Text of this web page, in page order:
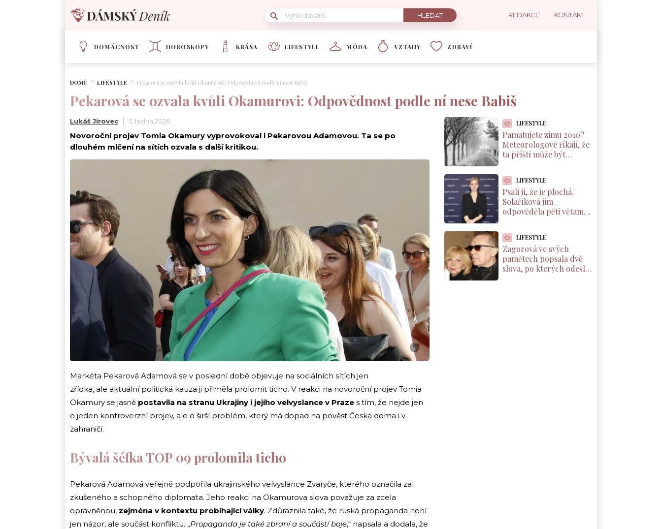
REDAKCE KONTAKT
DOMÁCNOST HOROSKOPY KRÁSA LIFESTYLE MÓDA VZTAHY ZDRAVÍ
DOMŮ LIFESTYLE Pekarová se ozvala kvůli Okamurovi: Odpovědnost podle ní nese Babiš
Pekarová se ozvala kvůli Okamurovi: Odpovědnost podle ní nese Babiš
Lukáš Jírovec 5. ledna 2026
Novoroční projev Tomia Okamury vyprovokoval i Pekarovou Adamovou. Ta se po
dlouhém mlčení na sítích ozvala s další kritikou.
i
Markéta Pekarová Adamová se v poslední době objevuje na sociálních sítích jen
zřídka, ale aktuální politická kauza ji přiměla prolomit ticho. V reakci na novoroční projev Tomia
Okamury se jasně postavila na stranu Ukrajiny i jejího velvyslance v Praze s tím, že nejde jen
o jeden kontroverzní projev, ale o širší problém, který má dopad na pověst Česka doma i v
zahraničí.
Bývalá šéfka TOP 09 prolomila ticho
Pekarová Adamová veřejně podpořila ukrajinského velvyslance Zvaryče, kterého označila za
zkušeného a schopného diplomata. Jeho reakci na Okamurova slova považuje za zcela
oprávněnou, zejména v kontextu probíhající války. Zdůraznila také, že ruská propaganda není
jen názor, ale součást konfliktu. „Propaganda je také zbraní a součástí boje,“ napsala a dodala, že
LIFESTYLE
Pamatujete zimu 2010?
Meteorologové říkají, že
ta příští může být
Pacifiku
LIFESTYLE
Psali jí, že je plochá.
Solaříková jim
odpověděla pěti větami,
každý rodič dcery
LIFESTYLE
Zagorová ve svých
pamětech popsala dvě
slova, po kterých odešla